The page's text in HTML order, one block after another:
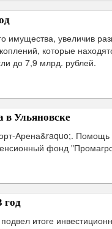
имущества, увеличив
которые
до 7,9 млрд. рублей.
в Ульяновске
Арена&raquo;. Помощь
фонд
год
итоге